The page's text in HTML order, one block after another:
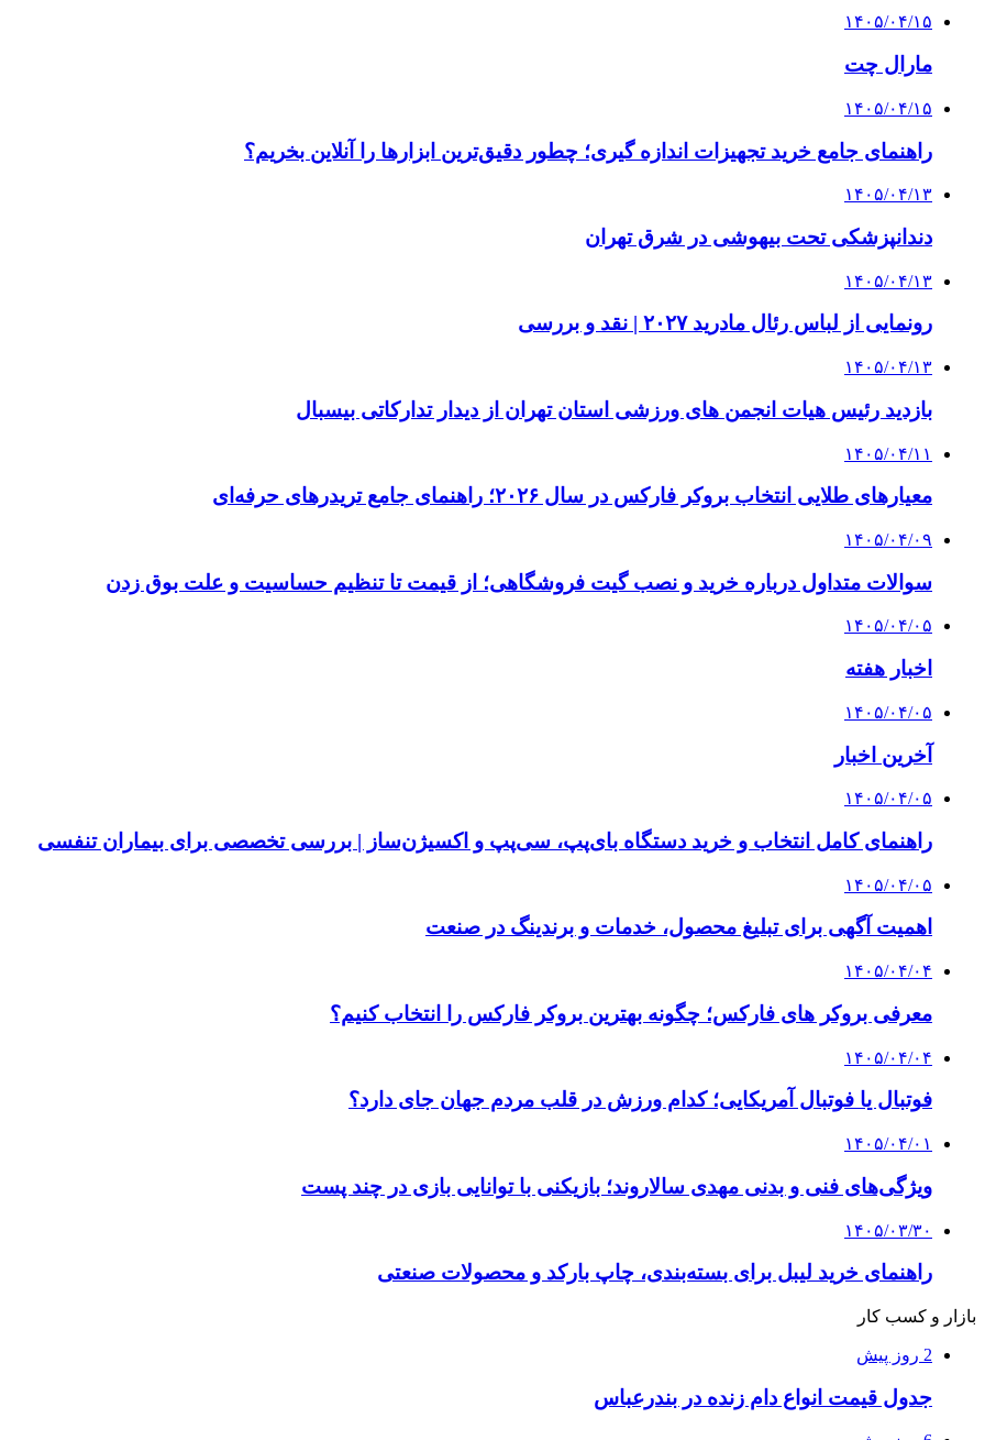
۱۴۰۵/۰۴/۱۵
مارال چت
۱۴۰۵/۰۴/۱۵
راهنمای جامع خرید تجهیزات اندازه گیری؛ چطور دقیق‌ترین ابزارها را آنلاین بخریم؟
۱۴۰۵/۰۴/۱۳
دندانپزشکی تحت بیهوشی در شرق تهران
۱۴۰۵/۰۴/۱۳
رونمایی از لباس رئال مادرید ۲۰۲۷ | نقد و بررسی
۱۴۰۵/۰۴/۱۳
بازدید رئیس هیات انجمن های ورزشی استان تهران از دیدار تدارکاتی بیسبال
۱۴۰۵/۰۴/۱۱
معیارهای طلایی انتخاب بروکر فارکس در سال ۲۰۲۶؛ راهنمای جامع تریدرهای حرفه‌ای
۱۴۰۵/۰۴/۰۹
سوالات متداول درباره خرید و نصب گیت فروشگاهی؛ از قیمت تا تنظیم حساسیت و علت بوق زدن
۱۴۰۵/۰۴/۰۵
اخبار هفته
۱۴۰۵/۰۴/۰۵
آخرین اخبار
۱۴۰۵/۰۴/۰۵
راهنمای کامل انتخاب و خرید دستگاه بای‌پپ، سی‌پپ و اکسیژن‌ساز | بررسی تخصصی برای بیماران تنفسی
۱۴۰۵/۰۴/۰۵
اهمیت آگهی برای تبلیغ محصول، خدمات و برندینگ در صنعت
۱۴۰۵/۰۴/۰۴
معرفی بروکر های فارکس؛ چگونه بهترین بروکر فارکس را انتخاب کنیم؟
۱۴۰۵/۰۴/۰۴
فوتبال یا فوتبال آمریکایی؛ کدام ورزش در قلب مردم جهان جای دارد؟
۱۴۰۵/۰۴/۰۱
ویژگی‌های فنی و بدنی مهدی سالاروند؛ بازیکنی با توانایی بازی در چند پست
۱۴۰۵/۰۳/۳۰
راهنمای خرید لیبل برای بسته‌بندی، چاپ بارکد و محصولات صنعتی
بازار و کسب کار
2 روز پیش
جدول قیمت انواع دام زنده در بندرعباس